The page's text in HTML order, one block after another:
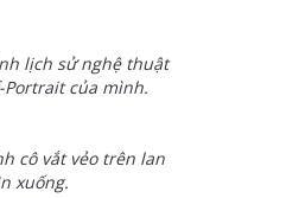
lịch sử nghệ thuật
của mình.
cô vắt vẻo trên lan
xuống.